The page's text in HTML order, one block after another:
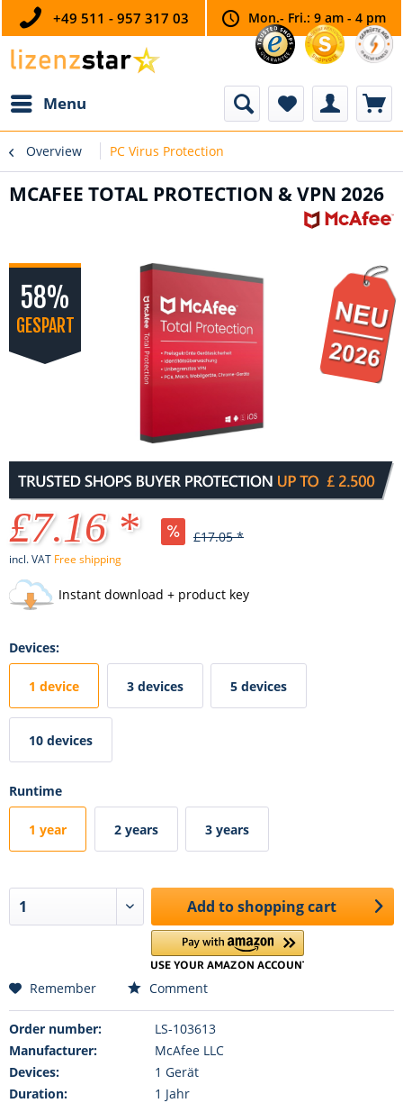
+49 511 - 957 317 03 Mon.- Fri.: 9 am - 4 pm
Menu
Overview PC Virus Protection
MCAFEE TOTAL PROTECTION & VPN 2026
58%
GESPART
£7.16 * £17.05 *
incl. VAT Free shipping
Instant download + product key
Devices:
1 device 3 devices 5 devices
10 devices
Runtime
1 year 2 years 3 years
Add toshopping cart
Remember Comment
Order number:
LS-103613
Manufacturer:
McAfee LLC
Devices:
1 Gerät
Duration:
1 Jahr